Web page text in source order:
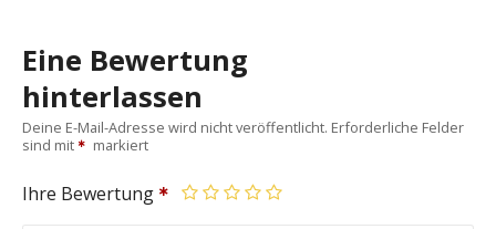
Eine Bewertung
hinterlassen
Deine E-Mail-Adresse wird nicht veröffentlicht. Erforderliche Felder
sind mit
markiert
Ihre Bewertung